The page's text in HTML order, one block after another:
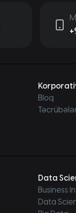
Bloq
Data
Business
Data